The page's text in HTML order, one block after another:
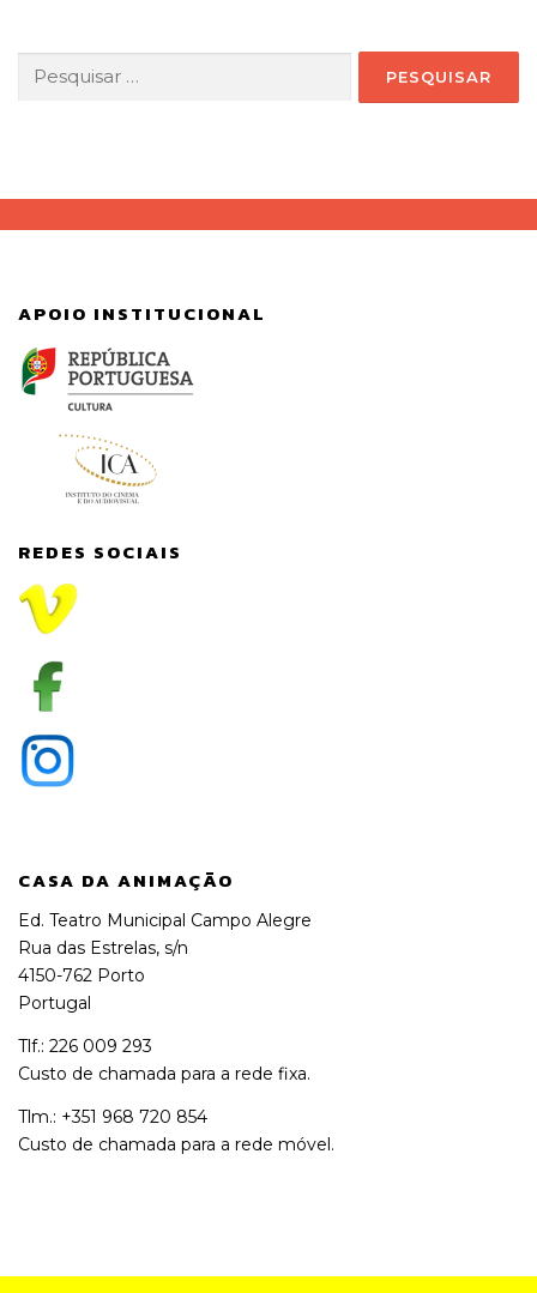
por:
APOIO INSTITUCIONAL
REDES SOCIAIS
CASA DA ANIMAÇÃO
Ed. Teatro Municipal Campo Alegre
Rua das Estrelas, s/n
4150-762 Porto
Portugal
Tlf.: 226 009 293
Custo de chamada para a rede fixa.
Tlm.: +351 968 720 854
Custo de chamada para a rede móvel.